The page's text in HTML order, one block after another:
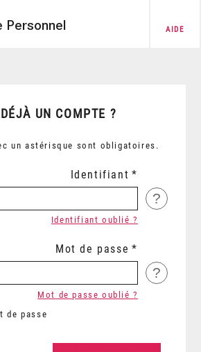
Personnel AIDE
UN COMPTE ?
un astérisque sont obligatoires.
Identifiant
?
Identifiant oublié ?
Mot de passe
?
de passe
Mot de passe oublié ?